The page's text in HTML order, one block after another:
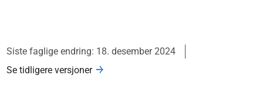
Siste faglige endring: 18. desember 2024
Se tidligere versjoner